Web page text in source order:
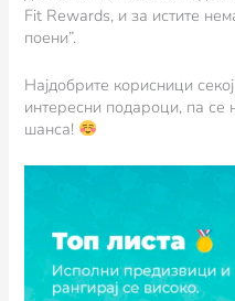
Fit Rewards, и за истите
поени”.
Најдобрите корисници
интересни подароци, па
шанса!